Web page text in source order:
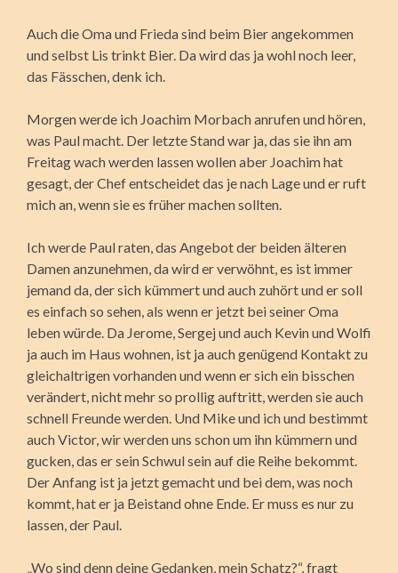
Auch die Oma und Frieda sind beim Bier angekommen
und selbst Lis trinkt Bier. Da wird das ja wohl noch leer,
das Fässchen, denk ich.
Morgen werde ich Joachim Morbach anrufen und hören,
was Paul macht. Der letzte Stand war ja, das sie ihn am
Freitag wach werden lassen wollen aber Joachim hat
gesagt, der Chef entscheidet das je nach Lage und er ruft
mich an, wenn sie es früher machen sollten.
Ich werde Paul raten, das Angebot der beiden älteren
Damen anzunehmen, da wird er verwöhnt, es ist immer
jemand da, der sich kümmert und auch zuhört und er soll
es einfach so sehen, als wenn er jetzt bei seiner Oma
leben würde. Da Jerome, Sergej und auch Kevin und Wolfi
ja auch im Haus wohnen, ist ja auch genügend Kontakt zu
gleichaltrigen vorhanden und wenn er sich ein bisschen
verändert, nicht mehr so prollig auftritt, werden sie auch
schnell Freunde werden. Und Mike und ich und bestimmt
auch Victor, wir werden uns schon um ihn kümmern und
gucken, das er sein Schwul sein auf die Reihe bekommt.
Der Anfang ist ja jetzt gemacht und bei dem, was noch
kommt, hat er ja Beistand ohne Ende. Er muss es nur zu
lassen, der Paul.
„Wo sind denn deine Gedanken, mein Schatz?“, fragt